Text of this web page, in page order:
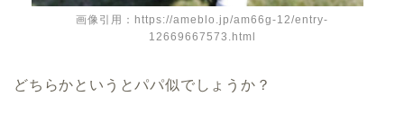
画像引用：https://ameblo.jp/am66g-12/entry-
12669667573.html
どちらかというとパパ似でしょうか？